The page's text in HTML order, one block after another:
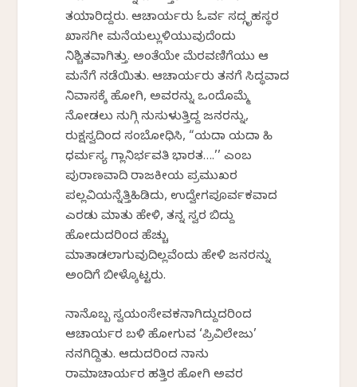
ತಯಾರಿದ್ದರು. ಆಚಾರ್ಯರು ಓರ್ವ ಸದ್ಗೃಹಸ್ಥರ
ಖಾಸಗೀ ಮನೆಯಲ್ಲುಳಿಯುವುದೆಂದು
ನಿಶ್ಚಿತವಾಗಿತ್ತು. ಅಂತೆಯೇ ಮೆರವಣಿಗೆಯು ಆ
ಮನೆಗೆ ನಡೆಯಿತು. ಆಚಾರ್ಯರು ತನಗೆ ಸಿದ್ಧವಾದ
ನಿವಾಸಕ್ಕೆ ಹೋಗಿ, ಅವರನ್ನು ಒಂದೊಮ್ಮೆ
ನೋಡಲು ನುಗ್ಗಿ ನುಸುಳುತ್ತಿದ್ದ ಜನರನ್ನು,
ರುಕ್ಷಸ್ವದಿಂದ ಸಂಬೋಧಿಸಿ, “ಯದಾ ಯದಾ ಹಿ
ಧರ್ಮಸ್ಯ ಗ್ಲಾನಿರ್ಭವತಿ ಭಾರತ….’’ ಎಂಬ
ಪುರಾಣವಾದಿ ರಾಜಕೀಯ ಪ್ರಮುಖರ
ಪಲ್ಲವಿಯನ್ನೆತ್ತಿಹಿಡಿದು, ಉದ್ವೇಗಪೂರ್ವಕವಾದ
ಎರಡು ಮಾತು ಹೇಳಿ, ತನ್ನ ಸ್ವರ ಬಿದ್ದು
ಹೋದುದರಿಂದ ಹೆಚ್ಚು
ಮಾತಾಡಲಾಗುವುದಿಲ್ಲವೆಂದು ಹೇಳಿ ಜನರನ್ನು
ಅಂದಿಗೆ ಬೀಳ್ಕೊಟ್ಟರು.
ನಾನೊಬ್ಬ ಸ್ವಯಂಸೇವಕನಾಗಿದ್ದುದರಿಂದ
ಆಚಾರ್ಯರ ಬಳಿ ಹೋಗುವ ‘ಪ್ರಿವಿಲೇಜು’
ನನಗಿದ್ದಿತು. ಆದುದರಿಂದ ನಾನು
ರಾಮಾಚಾರ್ಯರ ಹತ್ತಿರ ಹೋಗಿ ಅವರ